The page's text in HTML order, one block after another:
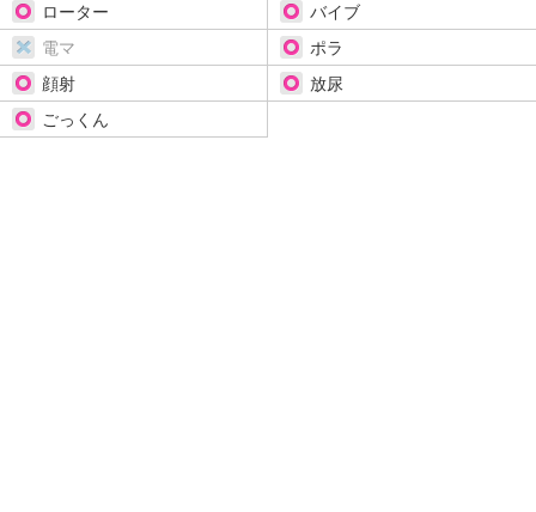
ローター
バイブ
電マ
ポラ
顔射
放尿
ごっくん